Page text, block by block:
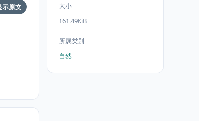
示原文
大小
161.49KiB
所属类别
自然